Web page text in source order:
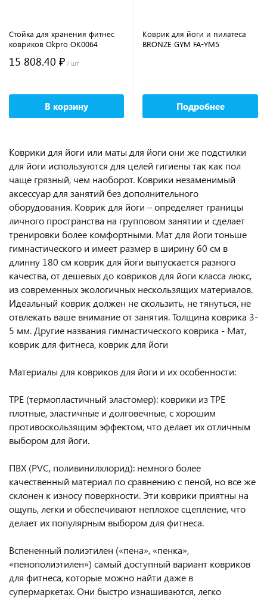
Стойка для хранения фитнес
ковриков Okpro OK0064
15 808.40 ₽ / шт
В корзину
Коврик для йоги и пилатеса
BRONZE GYM FA-YM5
Подробнее
Коврики для йоги или маты для йоги они же подстилки
для йоги используются для целей гигиены так как пол
чаще грязный, чем наоборот. Коврики незаменимый
аксессуар для занятий без дополнительного
оборудования. Коврик для йоги – определяет границы
личного пространства на групповом занятии и сделает
тренировки более комфортными. Мат для йоги тоньше
гимнастического и имеет размер в ширину 60 см в
длинну 180 см коврик для йоги выпускается разного
качества, от дешевых до ковриков для йоги класса люкс,
из современных экологичных нескользящих материалов.
Идеальный коврик должен не скользить, не тянуться, не
отвлекать ваше внимание от занятия. Толщина коврика 3-
5 мм. Другие названия гимнастического коврика - Мат,
коврик для фитнеса, коврик для йоги
Материалы для ковриков для йоги и их особенности:
TPE (термопластичный эластомер): коврики из TPE
плотные, эластичные и долговечные, с хорошим
противоскользящим эффектом, что делает их отличным
выбором для йоги.
ПВХ (PVC, поливинилхлорид): немного более
качественный материал по сравнению с пеной, но все же
склонен к износу поверхности. Эти коврики приятны на
ощупь, легки и обеспечивают неплохое сцепление, что
делает их популярным выбором для фитнеса.
Вспененный полиэтилен («пена», «пенка»,
«пенополиэтилен») самый доступный вариант ковриков
для фитнеса, которые можно найти даже в
супермаркетах. Они быстро изнашиваются, легко